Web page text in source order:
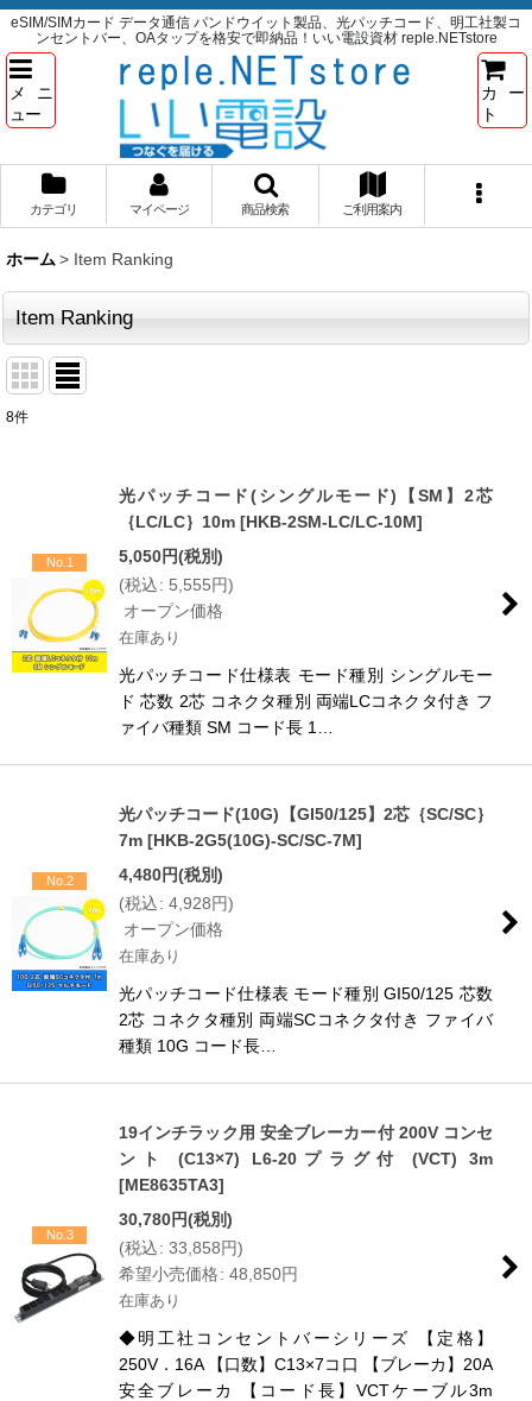
eSIM/SIMカード データ通信 パンドウイット製品、光パッチコード、明工社製コ
ンセントバー、OAタップを格安で即納品！いい電設資材 reple.NETstore
メニ
ュー
カー
ト
カテゴリ マイページ 商品検索 ご利用案内
ホーム > Item Ranking
Item Ranking
8件
No.1
光パッチコード(シングルモード)【SM】2芯
｛LC/LC｝10m [HKB-2SM-LC/LC-10M]
5,050円(税別)
(税込: 5,555円)
オープン価格
在庫あり
光パッチコード仕様表 モード種別 シングルモー
ド 芯数 2芯 コネクタ種別 両端LCコネクタ付き フ
ァイバ種類 SM コード長 1…
No.2
光パッチコード(10G)【GI50/125】2芯｛SC/SC｝
7m [HKB-2G5(10G)-SC/SC-7M]
4,480円(税別)
(税込: 4,928円)
オープン価格
在庫あり
光パッチコード仕様表 モード種別 GI50/125 芯数
2芯 コネクタ種別 両端SCコネクタ付き ファイバ
種類 10G コード長…
No.3
19インチラック用 安全ブレーカー付 200V コンセ
ント (C13×7) L6-20プラグ付 (VCT) 3m
[ME8635TA3]
30,780円(税別)
(税込: 33,858円)
希望小売価格: 48,850円
在庫あり
◆明工社コンセントバーシリーズ 【定格】
250V．16A 【口数】C13×7コ口 【ブレーカ】20A
安全ブレーカ 【コード長】VCTケーブル3m